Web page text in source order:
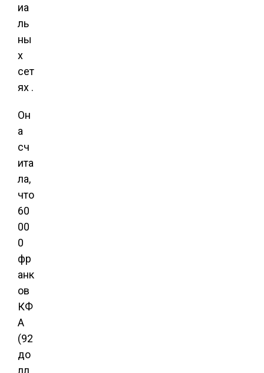
иа
ль
ны
х
сет
ях .
Он
а
сч
ита
ла,
что
60
00
0
фр
анк
ов
КФ
А
(92
до
лл